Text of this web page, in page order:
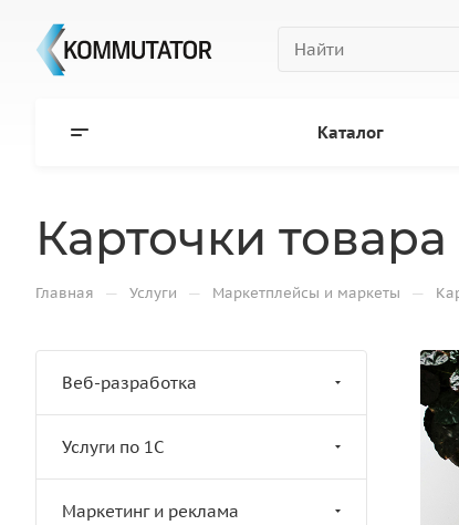
Каталог
Карточки
Главная — Услуги — Маркетплейсы и маркеты —
Веб-разработка
Услуги по 1С
Маркетинг и реклама